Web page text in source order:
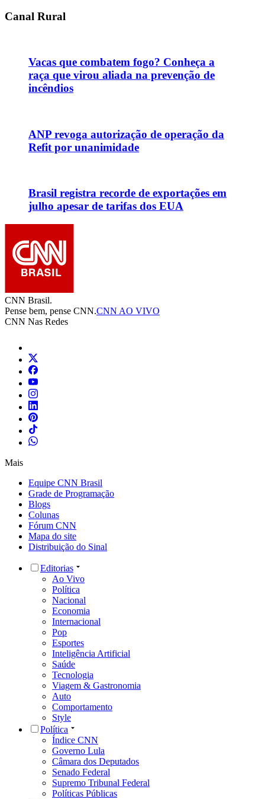
Canal Rural
Vacas que combatem fogo? Conheça a
raça que virou aliada na prevenção de
incêndios
ANP revoga autorização de operação da
Refit por unanimidade
Brasil registra recorde de exportações em
julho apesar de tarifas dos EUA
CNN Brasil.
Pense bem, pense CNN.CNN AO VIVO
CNN Nas Redes
Mais
Equipe CNN Brasil
Grade de Programação
Blogs
Colunas
Fórum CNN
Mapa do site
Distribuição do Sinal
Editorias
Ao Vivo
Política
Nacional
Economia
Internacional
Pop
Esportes
Inteligência Artificial
Saúde
Tecnologia
Viagem & Gastronomia
Auto
Comportamento
Style
Política
Índice CNN
Governo Lula
Câmara dos Deputados
Senado Federal
Supremo Tribunal Federal
Políticas Públicas